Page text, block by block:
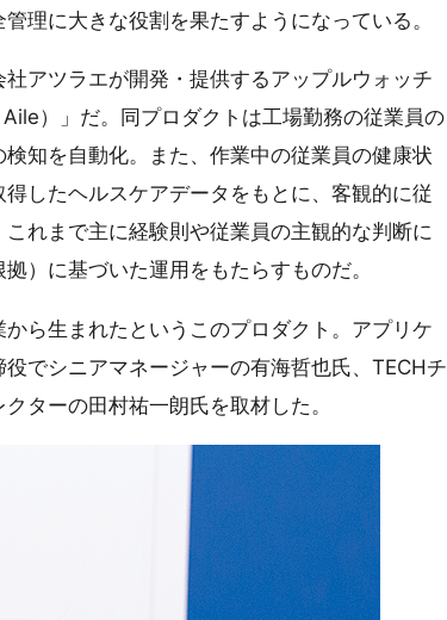
理に大きな役割を果たすようになっている。
アツラエが開発・提供するアップルウォッチ
）」だ。同プロダクトは工場勤務の従業員の
知を自動化。また、作業中の従業員の健康状
したヘルスケアデータをもとに、客観的に従
れまで主に経験則や従業員の主観的な判断に
）に基づいた運用をもたらすものだ。
ら生まれたというこのプロダクト。アプリケ
でシニアマネージャーの有海哲也氏、TECHチ
ターの田村祐一朗氏を取材した。